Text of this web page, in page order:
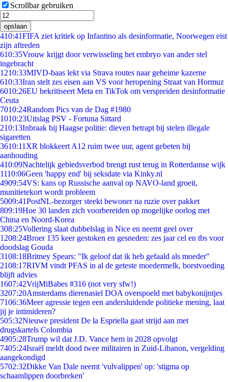
Scrollbar gebruiken
opslaan
410:41FIFA ziet kritiek op Infantino als desinformatie, Noorwegen eist
zijn aftreden
610:35Vrouw krijgt door verwisseling het embryo van ander stel
ingebracht
1210:33MIVD-baas lekt via Strava routes naar geheime kazerne
610:33Iran stelt zes eisen aan VS voor heropening Straat van Hormuz
6010:26EU bekritiseert Meta en TikTok om verspreiden desinformatie
Ceuta
7010:24Random Pics van de Dag #1980
1010:23Uitslag PSV - Fortuna Sittard
210:13Inbraak bij Haagse politie: dieven betrapt bij stelen illegale
sigaretten
3610:11 XR blokkeert A12 ruim twee uur, agent gebeten bij
aanhouding
410:09Nachtelijk gebiedsverbod brengt rust terug in Rotterdamse wijk
1110:06Geen 'happy end' bij seksdate via Kinky.nl
4909:54VS: kans op Russische aanval op NAVO-land groeit,
munitietekort wordt probleem
5009:41PostNL-bezorger steekt bewoner na ruzie over pakket
809:19Hoe 30 landen zich voorbereiden op mogelijke oorlog met
China en Noord-Korea
308:25Vollering slaat dubbelslag in Nice en neemt geel over
1208:24Broer 135 keer gestoken en gesneden: zes jaar cel en tbs voor
doodslag Gouda
3108:18Britney Spears: "Ik geloof dat ik heb gefaald als moeder"
2108:17RIVM vindt PFAS in al de geteste moedermelk, borstvoeding
blijft advies
1607:42VrijMiBabes #316 (not very sfw!)
3207:20Amsterdams dierenasiel DOA overspoeld met babykonijntjes
7106:36Meer agressie tegen een andersluidende politieke mening, laat
jij je intimideren?
505:32Nieuwe president De la Espriella gaat strijd aan met
drugskartels Colombia
4905:28Trump wil dat J.D. Vance hem in 2028 opvolgt
7405:24Israël meldt dood twee militairen in Zuid-Libanon, vergelding
aangekondigd
5702:32Dikke Van Dale neemt 'vulvalippen' op: 'stigma op
schaamlippen doorbreken'